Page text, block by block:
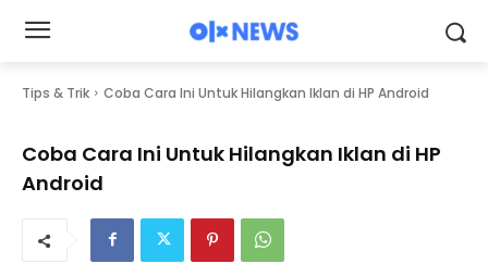
Tips & Trik Coba Cara Ini Untuk Hilangkan Iklan di HP Android
Coba Cara Ini Untuk Hilangkan Iklan di HP
Android